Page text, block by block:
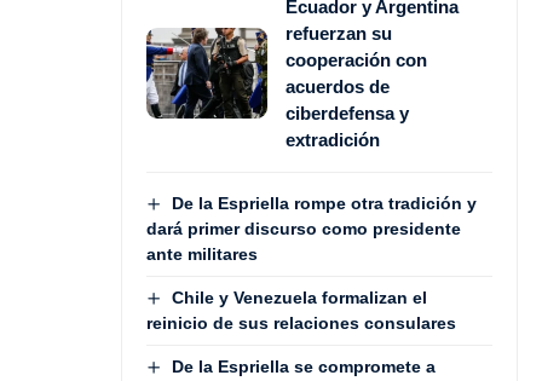
Ecuador y Argentina
refuerzan su
cooperación con
acuerdos de
ciberdefensa y
extradición
De la Espriella rompe otra tradición y
dará primer discurso como presidente
ante militares
Chile y Venezuela formalizan el
reinicio de sus relaciones consulares
De la Espriella se compromete a